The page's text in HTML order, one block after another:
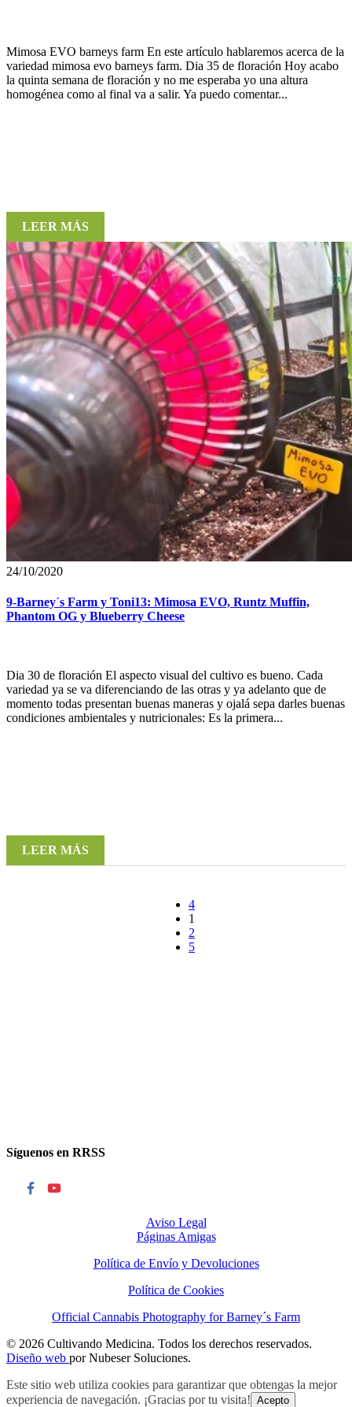
Mimosa EVO barneys farm En este artículo hablaremos acerca de la
variedad mimosa evo barneys farm. Dia 35 de floración Hoy acabo
la quinta semana de floración y no me esperaba yo una altura
homogénea como al final va a salir. Ya puedo comentar...
LEER MÁS
24/10/2020
9-Barney´s Farm y Toni13: Mimosa EVO, Runtz Muffin,
Phantom OG y Blueberry Cheese
Dia 30 de floración El aspecto visual del cultivo es bueno. Cada
variedad ya se va diferenciando de las otras y ya adelanto que de
momento todas presentan buenas maneras y ojalá sepa darles buenas
condiciones ambientales y nutricionales: Es la primera...
LEER MÁS
1
2
Síguenos en RRSS
Aviso Legal
Páginas Amigas
Política de Envío y Devoluciones
Política de Cookies
Official Cannabis Photography for Barney´s Farm
© 2026 Cultivando Medicina. Todos los derechos reservados.
Diseño web por Nubeser Soluciones.
Este sitio web utiliza cookies para garantizar que obtengas la mejor
experiencia de navegación. ¡Gracias por tu visita! Acepto